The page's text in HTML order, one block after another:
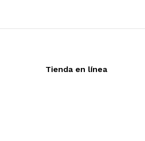
Tienda en línea